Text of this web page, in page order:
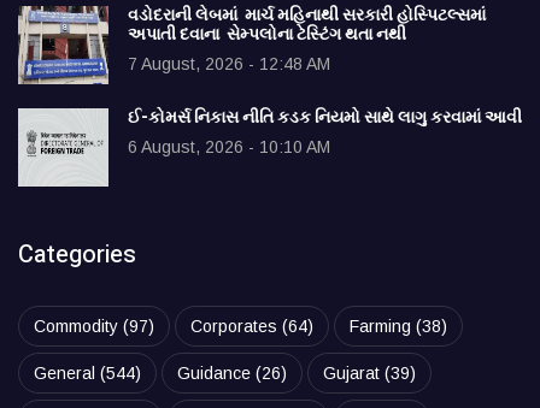
વડોદરાની લેબમાં માર્ચ મહિનાથી સરકારી હોસ્પિટલ્સમાં
અપાતી દવાના સેમ્પલોના ટેસ્ટિંગ થતા નથી
7 August, 2026 - 12:48 AM
ઈ-કોમર્સ નિકાસ નીતિ કડક નિયમો સાથે લાગુ કરવામાં આવી
6 August, 2026 - 10:10 AM
Categories
Commodity (97) Corporates (64) Farming (38)
General (544) Guidance (26) Gujarat (39)